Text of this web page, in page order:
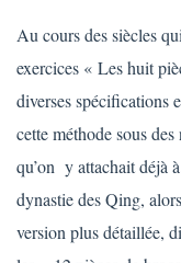
Au cours des siècles
exercices « Les huit
diverses spécifications
cette méthode sous
qu’on y attachait déjà
dynastie des Qing,
version plus détaillée,